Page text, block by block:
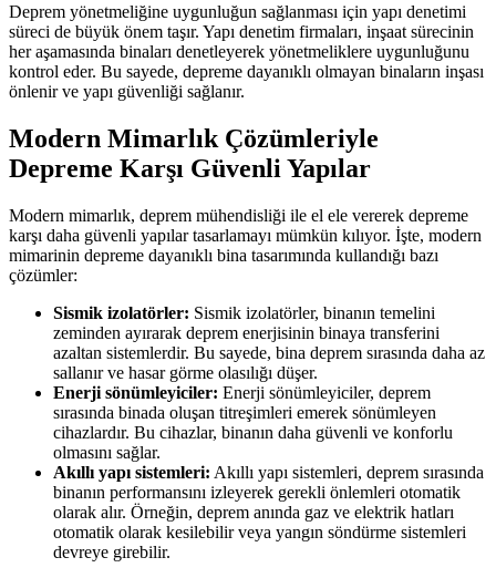
Deprem yönetmeliğine uygunluğun sağlanması için yapı denetimi
süreci de büyük önem taşır. Yapı denetim firmaları, inşaat sürecinin
her aşamasında binaları denetleyerek yönetmeliklere uygunluğunu
kontrol eder. Bu sayede, depreme dayanıklı olmayan binaların inşası
önlenir ve yapı güvenliği sağlanır.
Modern Mimarlık Çözümleriyle
Depreme Karşı Güvenli Yapılar
Modern mimarlık, deprem mühendisliği ile el ele vererek depreme
karşı daha güvenli yapılar tasarlamayı mümkün kılıyor. İşte, modern
mimarinin depreme dayanıklı bina tasarımında kullandığı bazı
çözümler:
Sismik izolatörler: Sismik izolatörler, binanın temelini
zeminden ayırarak deprem enerjisinin binaya transferini
azaltan sistemlerdir. Bu sayede, bina deprem sırasında daha az
sallanır ve hasar görme olasılığı düşer.
Enerji sönümleyiciler: Enerji sönümleyiciler, deprem
sırasında binada oluşan titreşimleri emerek sönümleyen
cihazlardır. Bu cihazlar, binanın daha güvenli ve konforlu
olmasını sağlar.
Akıllı yapı sistemleri: Akıllı yapı sistemleri, deprem sırasında
binanın performansını izleyerek gerekli önlemleri otomatik
olarak alır. Örneğin, deprem anında gaz ve elektrik hatları
otomatik olarak kesilebilir veya yangın söndürme sistemleri
devreye girebilir.